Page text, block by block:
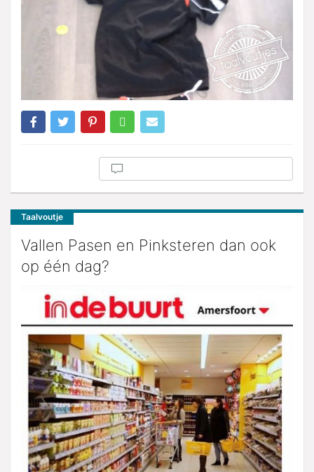
Taalvoutje
Vallen Pasen en Pinksteren dan ook
op één dag?